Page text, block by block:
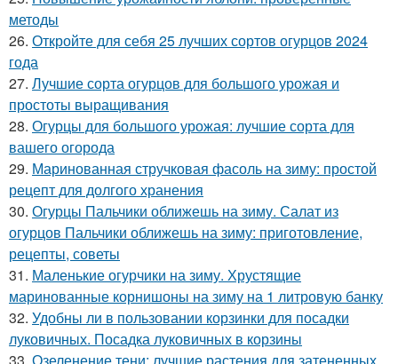
методы
26. Откройте для себя 25 лучших сортов огурцов 2024
года
27. Лучшие сорта огурцов для большого урожая и
простоты выращивания
28. Огурцы для большого урожая: лучшие сорта для
вашего огорода
29. Маринованная стручковая фасоль на зиму: простой
рецепт для долгого хранения
30. Огурцы Пальчики оближешь на зиму. Салат из
огурцов Пальчики оближешь на зиму: приготовление,
рецепты, советы
31. Маленькие огурчики на зиму. Хрустящие
маринованные корнишоны на зиму на 1 литровую банку
32. Удобны ли в пользовании корзинки для посадки
луковичных. Посадка луковичных в корзины
33. Озеленение тени: лучшие растения для затененных